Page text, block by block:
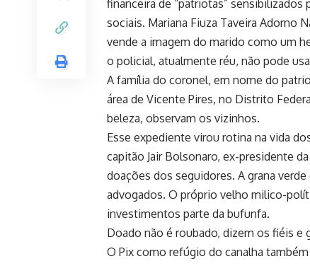
financeira de “patriotas”
sociais. Mariana Fiuza Taveira Adorno
vende a imagem do marido como um
o policial, atualmente réu, não pode
A família do coronel, em nome do
área de Vicente Pires, no Distrito
beleza, observam os vizinhos.
Esse expediente virou rotina na vida
capitão Jair Bolsonaro, ex-presidente
doações dos seguidores. A grana
advogados. O próprio velho milico-
investimentos parte da bufunfa.
Doado não é roubado, dizem os fiéis e
O Pix como refúgio do canalha